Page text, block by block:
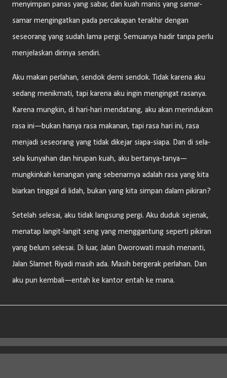
menyimpan panas yang sabar, dan kuah manis yang samar-
samar mengingatkan pada percakapan terakhir dengan
seseorang yang sudah lama pergi. Semuanya hadir tanpa perlu
menjelaskan dirinya sendiri.
Aku makan perlahan, sendok demi sendok. Tidak karena aku
sedang menikmati, tapi karena aku ingin mengingat rasanya.
Karena mungkin, di hari-hari mendatang, aku akan merindukan
rasa ini—bukan hanya rasa makanan, tapi rasa hari ini, rasa
menjadi seseorang yang tidak dikejar siapa-siapa. Dan di sela-
sela kunyahan dan hirupan kuah, aku bertanya-tanya—
mungkinkah kenangan yang sebenarnya adalah rasa yang kita
biarkan tinggal di lidah, bukan yang kita simpan dalam pikiran?
Setelah selesai, aku tidak langsung pergi. Aku duduk sejenak,
menatap langit-langit seng yang menggantung seperti pikiran
yang belum selesai. Di luar, Jalan Dworowati masih menanti,
Jalan Slamet Riyadi masih ada. Masih bergerak perlahan. Dan
aku pun kembali—entah ke kantor entah ke mana.